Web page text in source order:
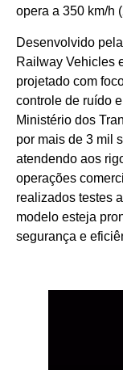
opera a 350 km/h
Desenvolvido
Railway Vehicles
projetado com
controle de ruído
Ministério dos
por mais de 3 mil
atendendo aos
operações
realizados testes
modelo esteja
segurança e